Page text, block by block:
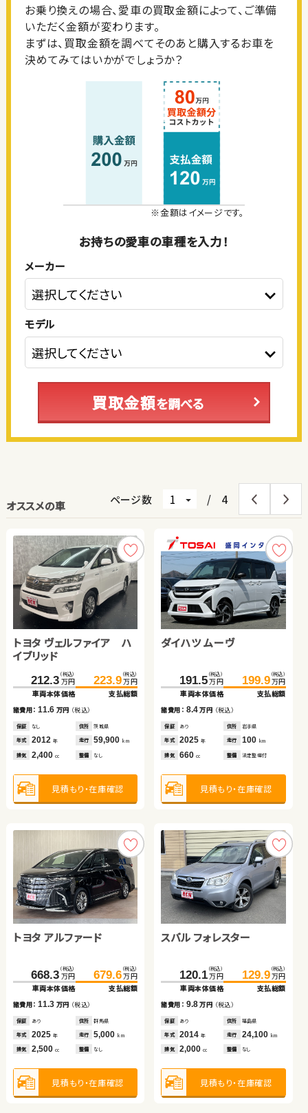
お乗り換えの場合、愛車の買取金額によって、ご準備
いただく金額が変わります。
まずは、買取金額を調べてそのあと購入するお車を
決めてみてはいかがでしょうか？
※金額はイメージです。
お持ちの愛車の車種を入力！
メーカー
モデル
買取金額を調べる
オススメの車 ページ数 / 4
トヨタ ヴェルファイア ハ
イブリッド
212.3 （税込）
万円
車両本体価格
223.9 （税込）
万円
支払総額
諸費用：11.6 万円 （税込）
保証 なし 住所 茨城県
年式 2012 年 走行 59,900 km
排気 2,400 cc 整備 なし
見積もり・在庫確認
ダイハツ ムーヴ
191.5 （税込）
万円
車両本体価格
199.9 （税込）
万円
支払総額
諸費用： 8.4万円 （税込）
保証 あり 住所 岩手県
年式 2025年 走行 100 km
排気 660cc 整備 法定整備付
見積もり・在庫確認
トヨタ アルファード
668.3 （税込）
万円
車両本体価格
679.6 （税込）
万円
支払総額
諸費用：11.3 万円 （税込）
保証 あり 住所 群馬県
年式 2025 年 走行 5,000 km
排気 2,500 cc 整備 なし
見積もり・在庫確認
スバル フォレスター
120.1 （税込）
万円
車両本体価格
129.9 （税込）
万円
支払総額
諸費用： 9.8万円 （税込）
保証 あり 住所 福島県
年式 2014年 走行 24,100 km
排気 2,000cc 整備 なし
見積もり・在庫確認
トヨタ アクア
69.8 （税込）
万円
車両本体価格
82.7 （税込）
万円
支払総額
諸費用：12.9 万円 （税込）
保証 あり 住所 鹿児島県
年式 2017 年 走行 87,600 km
排気 1,500 cc 整備 法定整備付
見積もり・在庫確認
ホンダ フリード＋
169.0万円
車両本体価格
諸費用：15.2万円 （税込）
保証 あり 住所 愛知県
排気 1,500cc 整備 法定整備付
ホンダ フィット
29.2万円
車両本体価格
諸費用：11.6万円 （税込）
保証 あり 住所 埼玉県
排気 1,400cc 整備 法定整備付
トヨタ ヴォクシー ハイブ
リッド
420.1万円
車両本体価格
諸費用：10.6万円 （税込）
保証 なし 住所 埼玉県
排気 1,800cc 整備 なし
トヨタ ノア
83.7万円
車両本体価格
諸費用：15.7万円 （税込）
保証 なし 住所 大分県
排気 2,000cc 整備 法定整備付
トヨタ ルーミー
150.4万円
車両本体価格
諸費用：9.4 万円 （税込）
保証 あり 住所 千葉県
排気 1,000cc 整備 法定整備付
スズキ アルト ＨＢ
108.0
車両本体価格
113.9万円
諸費用：5.9万円（税込）
保証 あり 住所 岡山県
年式 2022年 走行 5,100km
スズキ アルト ＨＢ
28.0万円
車両本体価格
諸費用：9.3 万円 （税込）
保証 あり 住所 鹿児島県
排気 660 整備 法定整備付
トヨタ ルーミー
74.8 （税込）
万円
車両本体価格
82.7 （税込）
万円
支払総額
諸費用：7.9万円（税込）
保証 なし 住所 鳥取県
年式 2017 年 走行 73,900 km
排気 1,000 cc 整備 法定整備付
見積もり・在庫確認
トヨタ ヴェルファイア
192.7 （税込）
万円
車両本体価格
206.9 （税込）
万円
支払総額
諸費用： 14.2万円（税込）
保証 あり 住所 埼玉県
年式 2014年 走行 15,200
排気 2,400 整備 なし
見積もり・在庫確認